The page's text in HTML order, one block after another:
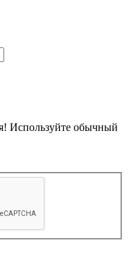
Используйте обычный